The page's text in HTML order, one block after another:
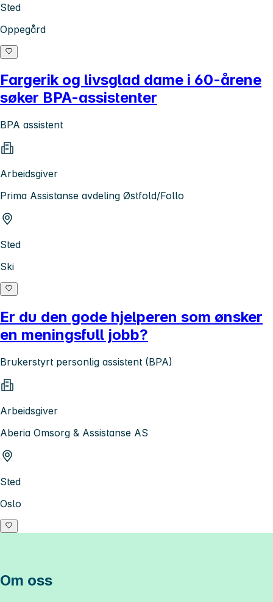
Sted
Oppegård
Fargerik og livsglad dame i 60-årene
søker BPA-assistenter
BPA assistent
Arbeidsgiver
Prima Assistanse avdeling Østfold/Follo
Sted
Ski
Er du den gode hjelperen som ønsker
en meningsfull jobb?
Brukerstyrt personlig assistent (BPA)
Arbeidsgiver
Aberia Omsorg & Assistanse AS
Sted
Oslo
Om oss